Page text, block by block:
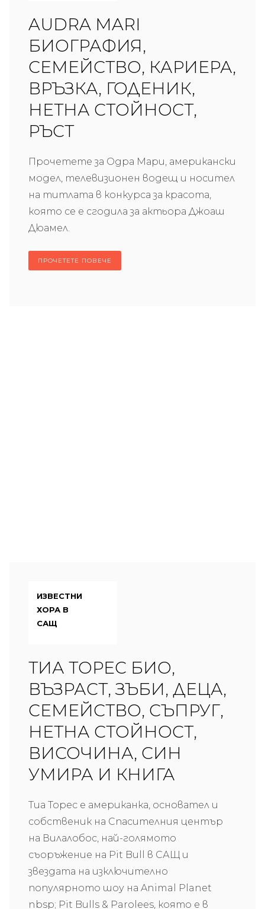
AUDRA MARI
БИОГРАФИЯ,
СЕМЕЙСТВО, КАРИЕРА,
ВРЪЗКА, ГОДЕНИК,
НЕТНА СТОЙНОСТ,
РЪСТ
Прочетете за Одра Мари, американски
модел, телевизионен водещ и носител
на титлата в конкурса за красота,
която се е сгодила за актьора Джоаш
Дюамел.
ПРОЧЕТЕТЕ ПОВЕЧЕ
ИЗВЕСТНИ
ХОРА В
САЩ
ТИА ТОРЕС БИО,
ВЪЗРАСТ, ЗЪБИ, ДЕЦА,
СЕМЕЙСТВО, СЪПРУГ,
НЕТНА СТОЙНОСТ,
ВИСОЧИНА, СИН
УМИРА И КНИГА
Тиа Торес е американка, основател и
собственик на Спасителния център
на Вилалобос, най-голямото
съоръжение на Pit Bull в САЩ и
звездата на изключително
популярното шоу на Animal Planet
nbsp; Pit Bulls & Parolees, която е в